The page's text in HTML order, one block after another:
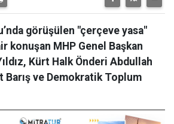
görüşülen "çerçeve yasa"
konuşan MHP Genel Başkan
Kürt Halk Önderi Abdullah
Barış ve Demokratik Toplum